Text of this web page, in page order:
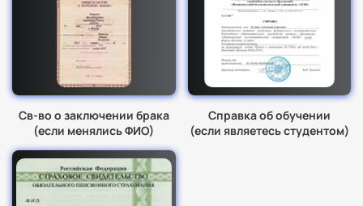
Св-во о заключении брака
(если менялись ФИО)
Справка об обучении
(если являетесь студентом)